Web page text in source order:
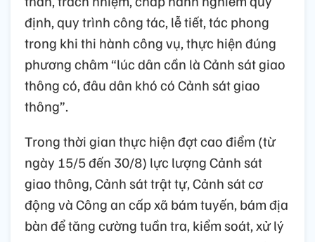
định, quy trình công tác, lễ tiết, tác phong
trong khi thi hành công vụ, thực hiện đúng
phương châm “lúc dân cần là Cảnh sát giao
thông có, đâu dân khó có Cảnh sát giao
thông”.
Trong thời gian thực hiện đợt cao điểm (từ
ngày 15/5 đến 30/8) lực lượng Cảnh sát
giao thông, Cảnh sát trật tự, Cảnh sát cơ
động và Công an cấp xã bám tuyến, bám địa
bàn để tăng cường tuần tra, kiểm soát, xử lý